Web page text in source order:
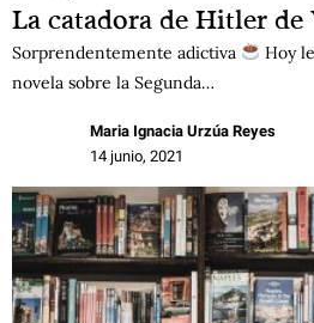
La catadora de Hitler de
Sorprendentemente adictiva
Hoy
novela sobre la Segunda…
Maria Ignacia Urzúa Reyes
14 junio, 2021